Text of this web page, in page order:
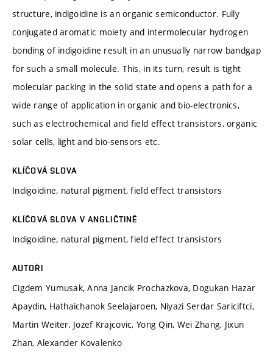
structure, indigoidine is an organic semiconductor. Fully
conjugated aromatic moiety and intermolecular hydrogen
bonding of indigoidine result in an unusually narrow bandgap
for such a small molecule. This, in its turn, result is tight
molecular packing in the solid state and opens a path for a
wide range of application in organic and bio-electronics,
such as electrochemical and field effect transistors, organic
solar cells, light and bio-sensors etc.
KLÍČOVÁ SLOVA
Indigoidine, natural pigment, field effect transistors
KLÍČOVÁ SLOVA V ANGLIČTINĚ
Indigoidine, natural pigment, field effect transistors
AUTOŘI
Cigdem Yumusak, Anna Jancik Prochazkova, Dogukan Hazar
Apaydin, Hathaichanok Seelajaroen, Niyazi Serdar Sariciftci,
Martin Weiter, Jozef Krajcovic, Yong Qin, Wei Zhang, Jixun
Zhan, Alexander Kovalenko